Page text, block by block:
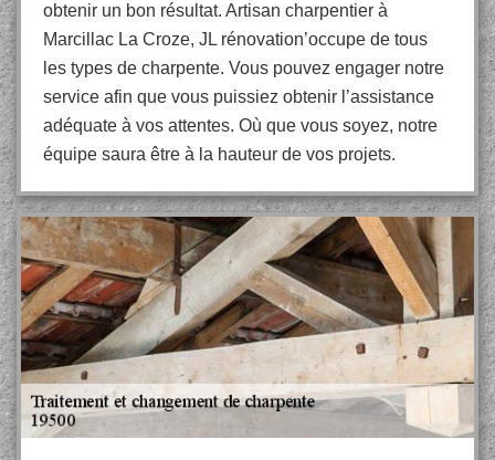
obtenir un bon résultat. Artisan charpentier à
Marcillac La Croze, JL rénovation’occupe de tous
les types de charpente. Vous pouvez engager notre
service afin que vous puissiez obtenir l’assistance
adéquate à vos attentes. Où que vous soyez, notre
équipe saura être à la hauteur de vos projets.